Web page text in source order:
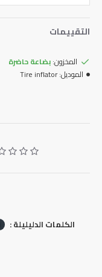
التقييمات
المخزون:بضاعة حاضرة
الموديل:Tire inflator
الكلمات الدليليلة :